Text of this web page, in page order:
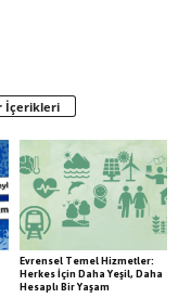
İçerikleri
Evrensel Temel Hizmetler:
Herkes İçin Daha Yeşil, Daha
Hesaplı Bir Yaşam